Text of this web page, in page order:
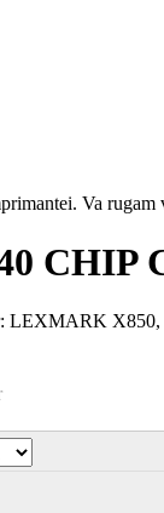
Va
CHIP
LEXMARK